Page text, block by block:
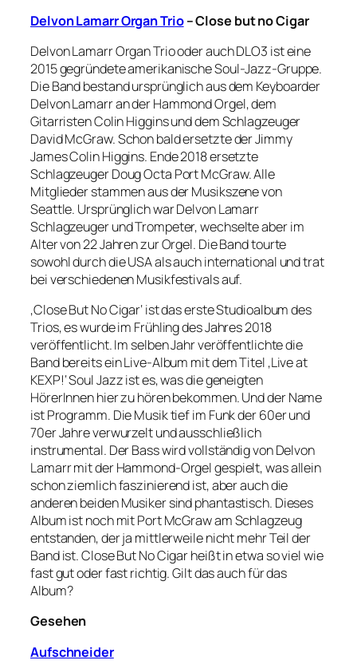
Delvon Lamarr Organ Trio– Close but no Cigar
Delvon Lamarr Organ Trio oder auch DLO3 ist eine
2015 gegründete amerikanische Soul-Jazz-Gruppe.
Die Band bestand ursprünglich aus dem Keyboarder
Delvon Lamarr an der Hammond Orgel, dem
Gitarristen Colin Higgins und dem Schlagzeuger
David McGraw. Schon bald ersetzte der Jimmy
James Colin Higgins. Ende 2018 ersetzte
Schlagzeuger Doug Octa Port McGraw. Alle
Mitglieder stammen aus der Musikszene von
Seattle. Ursprünglich war Delvon Lamarr
Schlagzeuger und Trompeter, wechselte aber im
Alter von 22 Jahren zur Orgel. Die Band tourte
sowohl durch die USA als auch international und trat
bei verschiedenen Musikfestivals auf.
‚Close But No Cigar‘ ist das erste Studioalbum des
Trios, es wurde im Frühling des Jahres 2018
veröffentlicht. Im selben Jahr veröffentlichte die
Band bereits ein Live-Album mit dem Titel ‚Live at
KEXP!‘ Soul Jazz ist es, was die geneigten
HörerInnen hier zu hören bekommen. Und der Name
ist Programm. Die Musik tief im Funk der 60er und
70er Jahre verwurzelt und ausschließlich
instrumental. Der Bass wird vollständig von Delvon
Lamarr mit der Hammond-Orgel gespielt, was allein
schon ziemlich faszinierend ist, aber auch die
anderen beiden Musiker sind phantastisch. Dieses
Album ist noch mit Port McGraw am Schlagzeug
entstanden, der ja mittlerweile nicht mehr Teil der
Band ist. Close But No Cigar heißt in etwa so viel wie
fast gut oder fast richtig. Gilt das auch für das
Album?
Gesehen
Aufschneider